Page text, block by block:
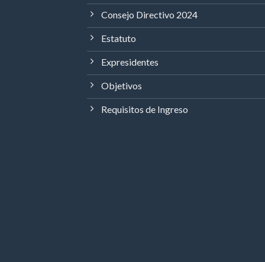
Consejo Directivo 2024
Estatuto
Expresidentes
Objetivos
Requisitos de Ingreso